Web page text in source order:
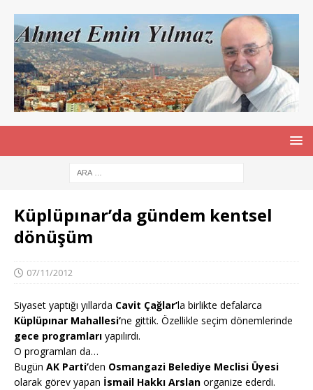
Küplüpınar’da gündem kentsel
dönüşüm
07/11/2012
Siyaset yaptığı yıllarda Cavit Çağlar’la birlikte defalarca
Küplüpınar Mahallesi’ne gittik. Özellikle seçim dönemlerinde
gece programları yapılırdı.
O programları da…
Bugün AK Parti’den Osmangazi Belediye Meclisi Üyesi
olarak görev yapan İsmail Hakkı Arslan organize ederdi.